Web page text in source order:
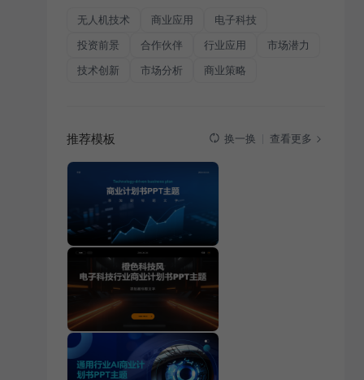
无人机技术 商业应用 电子科技
投资前景 合作伙伴 行业应用 市场潜力
技术创新 市场分析 商业策略
推荐模板 换一换 查看更多